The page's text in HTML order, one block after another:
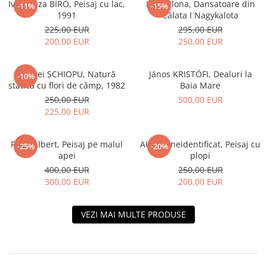
-11%
Iván Géza BÍRÓ, Peisaj cu lac,
1991
225,00 EUR
200,00 EUR
-15%
LUKA Ilona, Dansatoare din
Călata I Nagykalota
295,00 EUR
250,00 EUR
-10%
Andrei ȘCHIOPU, Natură
statică cu flori de câmp, 1982
250,00 EUR
225,00 EUR
János KRISTÓFI, Dealuri la
Baia Mare
500,00 EUR
-25%
PAÁL Albert, Peisaj pe malul
apei
400,00 EUR
300,00 EUR
-20%
AUTOR neidentificat, Peisaj cu
plopi
250,00 EUR
200,00 EUR
VEZI MAI MULTE PRODUSE